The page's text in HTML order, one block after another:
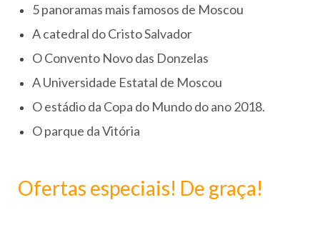
5 panoramas mais famosos de Moscou
A catedral do Cristo Salvador
O Convento Novo das Donzelas
A Universidade Estatal de Moscou
O estádio da Copa do Mundo do ano 2018.
O parque da Vitória
Ofertas especiais! De graça!